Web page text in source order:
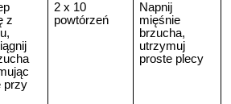
z
przy
2 x 10
powtórzeń
Napnij
mięśnie
brzucha,
utrzymuj
proste plecy